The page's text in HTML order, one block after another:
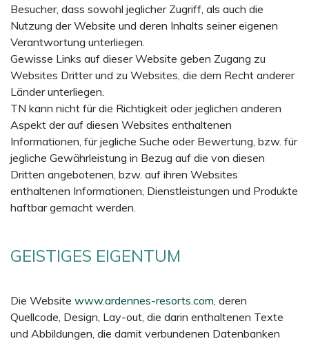
Besucher, dass sowohl jeglicher Zugriff, als auch die
Nutzung der Website und deren Inhalts seiner eigenen
Verantwortung unterliegen.
Gewisse Links auf dieser Website geben Zugang zu
Websites Dritter und zu Websites, die dem Recht anderer
Länder unterliegen.
TN kann nicht für die Richtigkeit oder jeglichen anderen
Aspekt der auf diesen Websites enthaltenen
Informationen, für jegliche Suche oder Bewertung, bzw. für
jegliche Gewährleistung in Bezug auf die von diesen
Dritten angebotenen, bzw. auf ihren Websites
enthaltenen Informationen, Dienstleistungen und Produkte
haftbar gemacht werden.
GEISTIGES EIGENTUM
Die Website www.ardennes-resorts.com, deren
Quellcode, Design, Lay-out, die darin enthaltenen Texte
und Abbildungen, die damit verbundenen Datenbanken